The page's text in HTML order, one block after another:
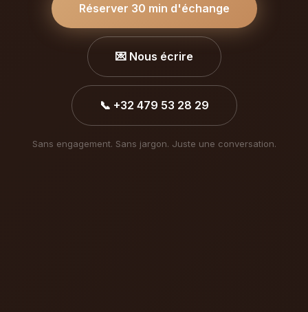
Réserver 30 min d'échange
💌 Nous écrire
📞 +32 479 53 28 29
Sans engagement. Sans jargon. Juste une conversation.